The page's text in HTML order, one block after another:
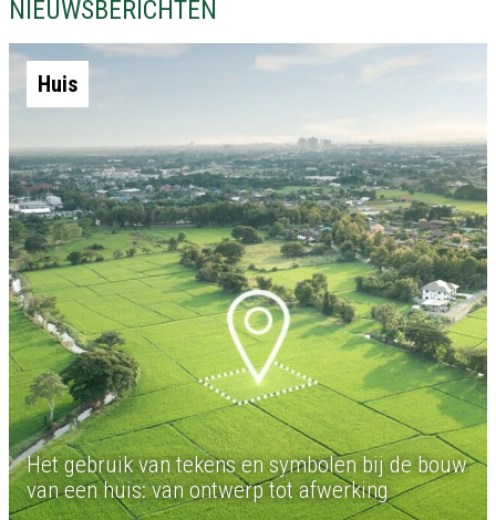
NIEUWSBERICHTEN
Huis
Het gebruik van tekens en symbolen bij de bouw
van een huis: van ontwerp tot afwerking